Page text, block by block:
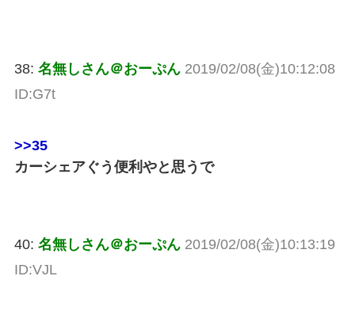
38: 名無しさん＠おーぷん 2019/02/08(金)10:12:08
ID:G7t
>>35
カーシェアぐう便利やと思うで
40: 名無しさん＠おーぷん 2019/02/08(金)10:13:19
ID:VJL